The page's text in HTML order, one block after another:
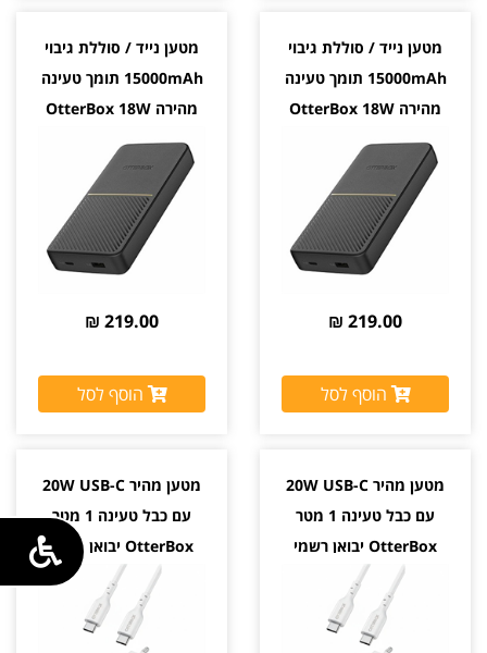
מטען נייד / סוללת גיבוי
15000mAh תומך טעינה
מהירה OtterBox 18W
219.00 ₪
הוסף לסל
מטען נייד / סוללת גיבוי
15000mAh תומך טעינה
מהירה OtterBox 18W
219.00 ₪
הוסף לסל
מטען מהיר 20W USB-C
עם כבל טעינה 1 מטר
OtterBox יבואן רשמי
מטען מהיר 20W USB-C
עם כבל טעינה 1 מטר
OtterBox יבואן רשמי